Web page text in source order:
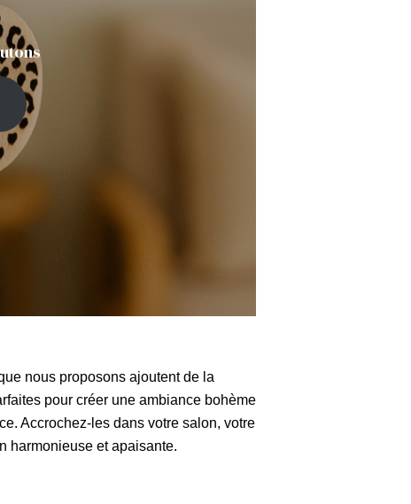
nous proposons ajoutent de la
pour créer une ambiance bohème
Accrochez-les dans votre salon, votre
harmonieuse et apaisante.